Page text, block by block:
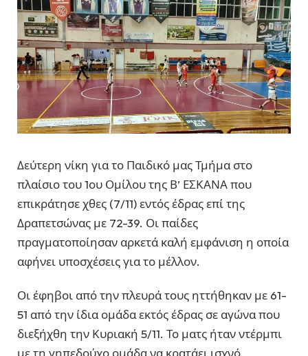
Δεύτερη νίκη για το Παιδικό μας Τμήμα στο
πλαίσιο του 1ου Ομίλου της Β’ ΕΣΚΑΝΑ που
επικράτησε χθες (7/11) εντός έδρας επί της
Δραπετσώνας με 72-39. Οι παίδες
πραγματοποίησαν αρκετά καλή εμφάνιση η οποία
αφήνει υποσχέσεις για το μέλλον.
Οι έφηβοι από την πλευρά τους ηττήθηκαν με 61-
51 από την ίδια ομάδα εκτός έδρας σε αγώνα που
διεξήχθη την Κυριακή 5/11. Το ματς ήταν ντέρμπι
με τη γηπεδούχο ομάδα να κρατάει ισχνό